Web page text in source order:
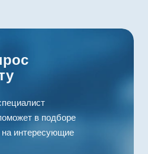
в подборе
на интересующие